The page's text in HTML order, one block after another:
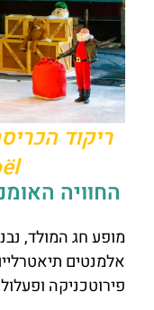
החוויה
מופע חג המולד,
אלמנטים
פירוטכניקה